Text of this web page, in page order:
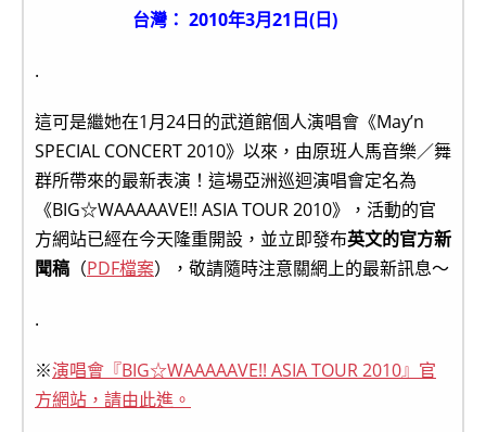
台灣： 2010年3月21日(日)
.
這可是繼她在1月24日的武道館個人演唱會《May’n
SPECIAL CONCERT 2010》以來，由原班人馬音樂／舞
群所帶來的最新表演！這場亞洲巡迴演唱會定名為
《BIG☆WAAAAAVE!! ASIA TOUR 2010》，活動的官
方網站已經在今天隆重開設，並立即發布英文的官方新
聞稿 （PDF檔案），敬請隨時注意關網上的最新訊息～
.
※演唱會『BIG☆WAAAAAVE!! ASIA TOUR 2010』官
方網站，請由此進。